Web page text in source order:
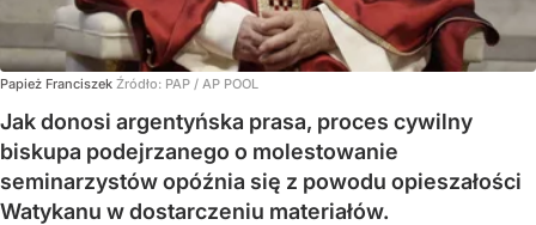
Papież Franciszek Źródło: PAP / AP POOL
Jak donosi argentyńska prasa, proces cywilny
biskupa podejrzanego o molestowanie
seminarzystów opóźnia się z powodu opieszałości
Watykanu w dostarczeniu materiałów.